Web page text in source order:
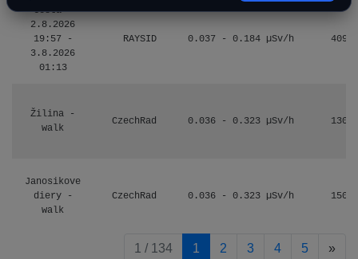
Cesta -
2.8.2026
19:57 -
3.8.2026
01:13
RAYSID 0.037 - 0.184 µSv/h 4097
Žilina -
walk
CzechRad 0.036 - 0.323 µSv/h 1303
Janosikove
diery -
walk
CzechRad 0.036 - 0.323 µSv/h 1507
1 / 134 1 2 3 4 5 »